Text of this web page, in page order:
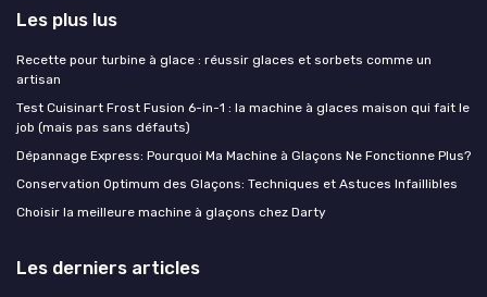
Les plus lus
Recette pour turbine à glace : réussir glaces et sorbets comme un
artisan
Test Cuisinart Frost Fusion 6-in-1 : la machine à glaces maison qui fait le
job (mais pas sans défauts)
Dépannage Express: Pourquoi Ma Machine à Glaçons Ne Fonctionne Plus?
Conservation Optimum des Glaçons: Techniques et Astuces Infaillibles
Choisir la meilleure machine à glaçons chez Darty
Les derniers articles